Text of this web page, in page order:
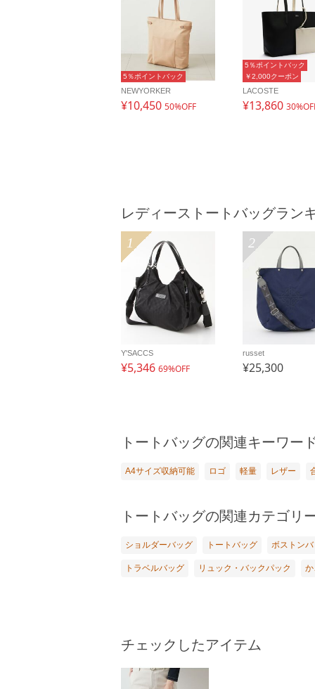
5％ポイントバック
NEWYORKER
¥10,450 50%OFF
￥2,000クーポン
5％ポイントバック
LACOSTE
¥13,860
レディーストートバッグラン
1
Y'SACCS
¥5,346 69%OFF
2
russet
¥25,300
トートバッグの関連キーワー
A4サイズ収納可能 ロゴ 軽量 レザー
トートバッグの関連カテゴリ
ショルダーバッグ トートバッグ ボストン
トラベルバッグ リュック・バックパック
チェックしたアイテム